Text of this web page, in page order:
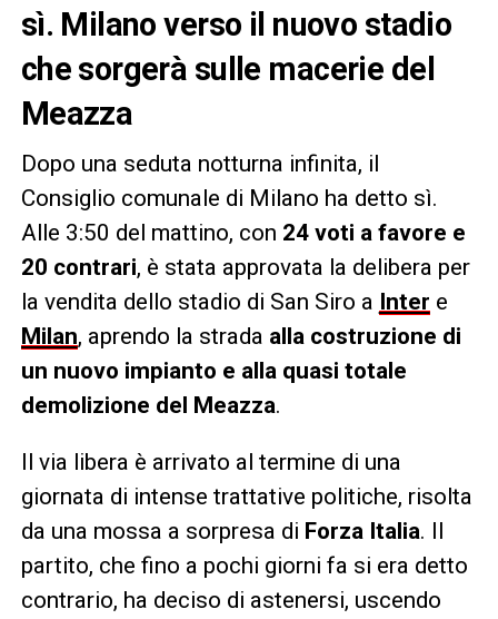
sì. Milano verso il nuovo stadio
che sorgerà sulle macerie del
Meazza
Dopo una seduta notturna infinita, il
Consiglio comunale di Milano ha detto sì.
Alle 3:50 del mattino, con 24 voti a favore e
20 contrari, è stata approvata la delibera per
la vendita dello stadio di San Siro a Inter e
Milan, aprendo la strada alla costruzione di
un nuovo impianto e alla quasi totale
demolizione del Meazza.
Il via libera è arrivato al termine di una
giornata di intense trattative politiche, risolta
da una mossa a sorpresa di Forza Italia. Il
partito, che fino a pochi giorni fa si era detto
contrario, ha deciso di astenersi, uscendo